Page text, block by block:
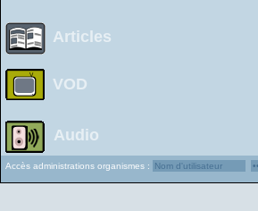
Articles
VOD
Audio
Accès administrations organismes :